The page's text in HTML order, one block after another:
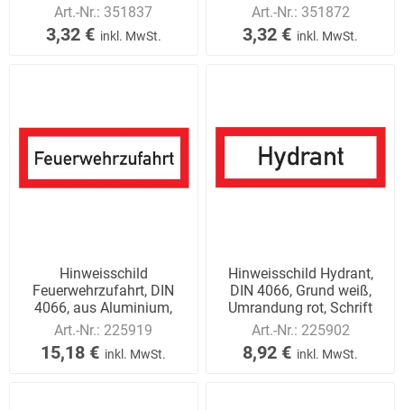
Art.-Nr.: 351837
3,32 € inkl. MwSt.
Art.-Nr.: 351872
3,32 € inkl. MwSt.
Hinweisschild
Feuerwehrzufahrt, DIN
4066, aus Aluminium,
420x148 mm. Grund weiß,
Art.-Nr.: 225919
15,18 € inkl. MwSt.
Hinweisschild Hydrant,
DIN 4066, Grund weiß,
Umrandung rot, Schrift
schwarz. Aus
Art.-Nr.: 225902
8,92 € inkl. MwSt.